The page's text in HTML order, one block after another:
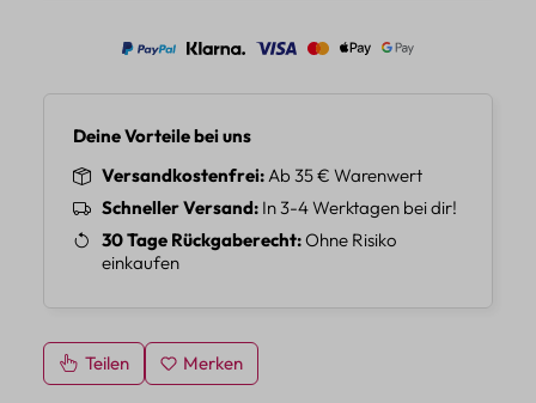
Deine Vorteile bei uns
Versandkostenfrei Ab 35 € Warenwert
Schneller Versand In 3-4 Werktagen bei dir!
30 Tage Rückgaberecht Ohne Risiko
einkaufen
Teilen Merken